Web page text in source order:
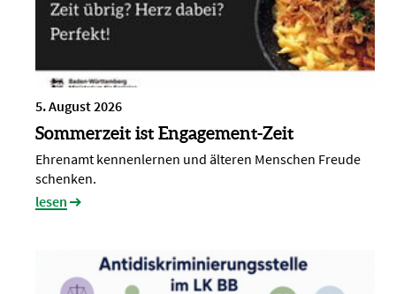
5. August 2026
Sommerzeit ist Engagement-Zeit
Ehrenamt kennenlernen und älteren Menschen Freude
schenken.
lesen